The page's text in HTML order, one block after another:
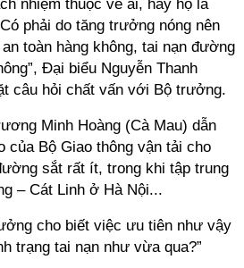
nhiệm thuộc về ai, hay họ là
phải do tăng trưởng nóng nên
toàn hàng không, tai nạn đường
Đại biểu Nguyễn Thanh
câu hỏi chất vấn với Bộ trưởng.
Minh Hoàng (Cà Mau) dẫn
của Bộ Giao thông vận tải cho
sắt rất ít, trong khi tập trung
– Cát Linh ở Hà Nội...
cho biết việc ưu tiên như vậy
trạng tai nạn như vừa qua?”